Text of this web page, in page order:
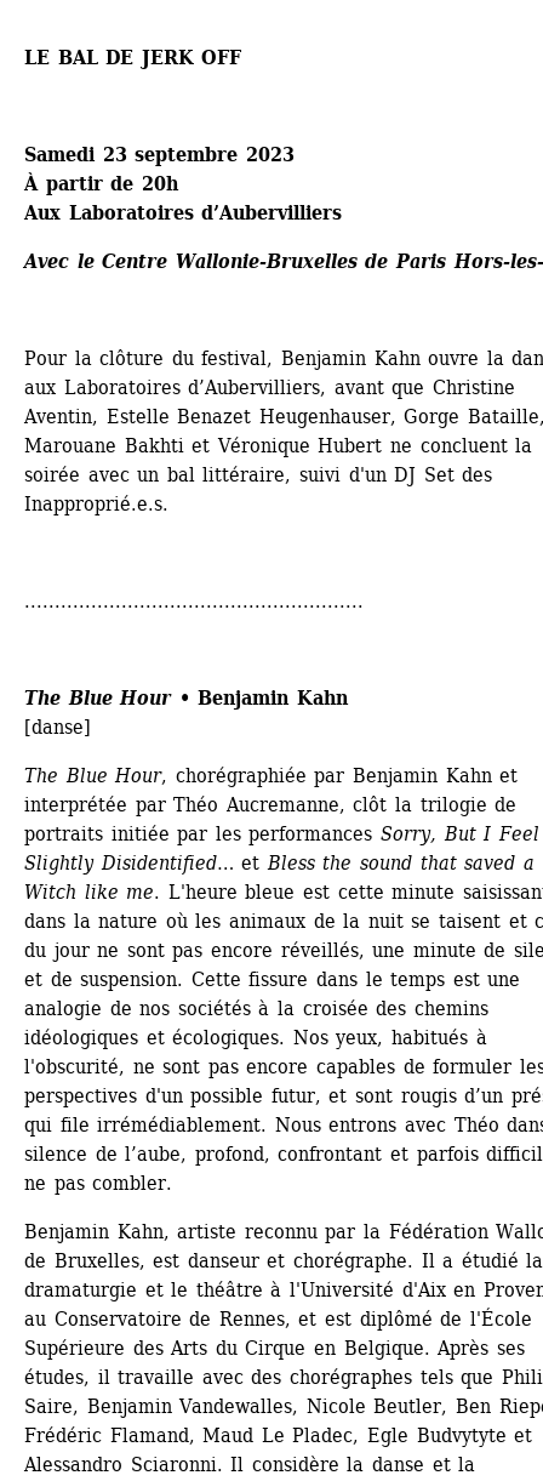
LE BAL DE JERK OFF
Samedi 23 septembre 2023
À partir de 20h
Aux Laboratoires d’Aubervilliers
Avec le Centre Wallonie-Bruxelles de Paris Hors-
Pour la clôture du festival, Benjamin Kahn ouvre la
aux Laboratoires d’Aubervilliers, avant que Christine
Aventin, Estelle Benazet Heugenhauser, Gorge
Marouane Bakhti et Véronique Hubert ne concluent la
soirée avec un bal littéraire, suivi d'un DJ Set des
Inapproprié.e.s.
........................................................
The Blue Hour • Benjamin Kahn
[danse]
The Blue Hour, chorégraphiée par Benjamin Kahn et
interprétée par Théo Aucremanne, clôt la trilogie de
portraits initiée par les performances Sorry, But I Feel
Slightly Disidentified… et Bless the sound that saved a
Witch like me. L'heure bleue est cette minute
dans la nature où les animaux de la nuit se taisent et
du jour ne sont pas encore réveillés, une minute de
et de suspension. Cette fissure dans le temps est une
analogie de nos sociétés à la croisée des chemins
idéologiques et écologiques. Nos yeux, habitués à
l'obscurité, ne sont pas encore capables de formuler
perspectives d'un possible futur, et sont rougis d’un
qui file irrémédiablement. Nous entrons avec Théo
silence de l’aube, profond, confrontant et parfois
ne pas combler.
Benjamin Kahn, artiste reconnu par la Fédération
de Bruxelles, est danseur et chorégraphe. Il a étudié la
dramaturgie et le théâtre à l'Université d'Aix en
au Conservatoire de Rennes, et est diplômé de l'École
Supérieure des Arts du Cirque en Belgique. Après ses
études, il travaille avec des chorégraphes tels que
Saire, Benjamin Vandewalles, Nicole Beutler, Ben
Frédéric Flamand, Maud Le Pladec, Egle Budvytyte et
Alessandro Sciaronni. Il considère la danse et la